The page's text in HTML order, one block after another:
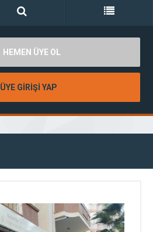
HEMEN ÜYE OL
ÜYE GİRİŞİ YAP